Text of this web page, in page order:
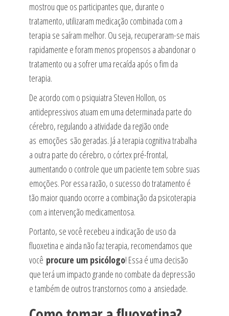
mostrou que os participantes que, durante o
tratamento, utilizaram medicação combinada com a
terapia se saíram melhor. Ou seja, recuperaram-se mais
rapidamente e foram menos propensos a abandonar o
tratamento ou a sofrer uma recaída após o fim da
terapia.
De acordo com o psiquiatra Steven Hollon, os
antidepressivos atuam em uma determinada parte do
cérebro, regulando a atividade da região onde
as emoções são geradas. Já a terapia cognitiva trabalha
a outra parte do cérebro, o córtex pré-frontal,
aumentando o controle que um paciente tem sobre suas
emoções. Por essa razão, o sucesso do tratamento é
tão maior quando ocorre a combinação da psicoterapia
com a intervenção medicamentosa.
Portanto, se você recebeu a indicação de uso da
fluoxetina e ainda não faz terapia, recomendamos que
você procure um psicólogo! Essa é uma decisão
que terá um impacto grande no combate da depressão
e também de outros transtornos como a ansiedade.